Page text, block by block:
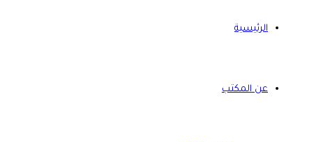
الرئيسية
عن المكتب